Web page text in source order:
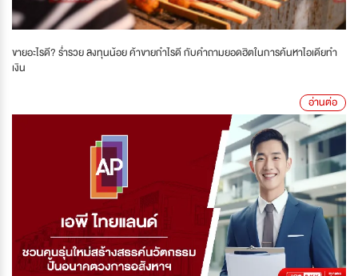
ขายอะไรดี? ร่ำรวย ลงทุนน้อย ค้าขายกําไรดี กับคำถามยอดฮิตในการค้นหาไอเดียทำ
เงิน
อ่านต่อ